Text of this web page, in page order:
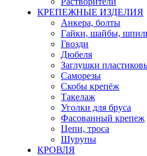
КРЕПЕЖНЫЕ ИЗДЕЛИЯ
Анкера, болты
Гайки, шайбы,
Гвозди
Дюбеля
Заглушки
Саморезы
Скобы крепёж
Такелаж
Уголки для бруса
Фасованный крепеж
Цепи, троса
Шурупы
КРОВЛЯ